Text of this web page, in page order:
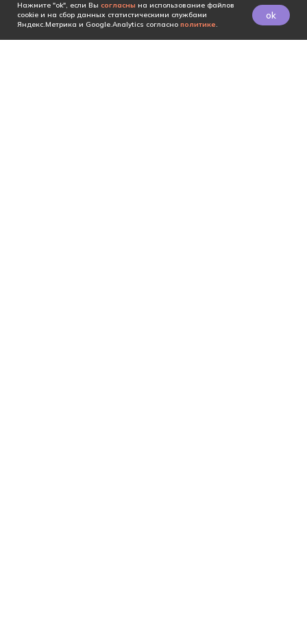
Нажмите "ok", если Вы согласны на использование файлов
cookie и на сбор данных статистическими службами
Яндекс.Метрика и Google.Analytics согласно политике.
ok